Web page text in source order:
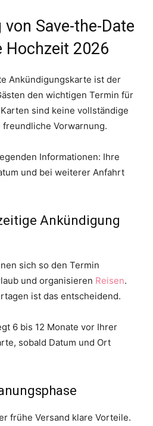
Save-the-Date
Hochzeit 2026
Ankündigungskarte ist der
den wichtigen Termin für
sind keine vollständige
Vorwarnung.
Informationen: Ihre
und bei weiterer Anfahrt
Ankündigung
sich so den Termin
und organisieren Reisen.
ist das entscheidend.
6 bis 12 Monate vor Ihrer
sobald Datum und Ort
frühe Versand klare Vorteile.